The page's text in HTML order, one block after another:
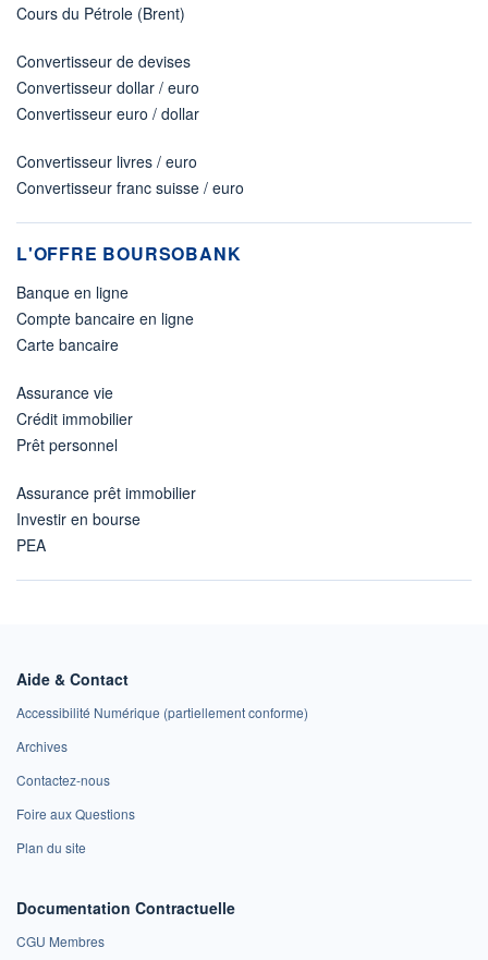
Cours du Pétrole (Brent)
Convertisseur de devises
Convertisseur dollar / euro
Convertisseur euro / dollar
Convertisseur livres / euro
Convertisseur franc suisse / euro
L'OFFRE BOURSOBANK
Banque en ligne
Compte bancaire en ligne
Carte bancaire
Assurance vie
Crédit immobilier
Prêt personnel
Assurance prêt immobilier
Investir en bourse
PEA
Aide & Contact
Accessibilité Numérique (partiellement conforme)
Archives
Contactez-nous
Foire aux Questions
Plan du site
Documentation Contractuelle
CGU Membres